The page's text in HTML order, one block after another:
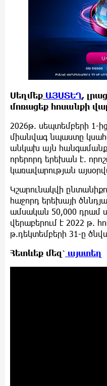
Սեղմեք ԱՅՍՏԵՂ,
մոռացեք հոսանքի
2026թ. սեպտեմբերի 1-
միանվագ նպաստը
անկախ այն
որերորդ երեխան է.
կառավարության
Կշարունակվի
հաջորդ երեխայի
ամսական 50,000 դրամ
վերաբերում է 2022 թ.
թ.դեկտեմբերի 31-ը
Հետևեք մեզ՝ այստեղ